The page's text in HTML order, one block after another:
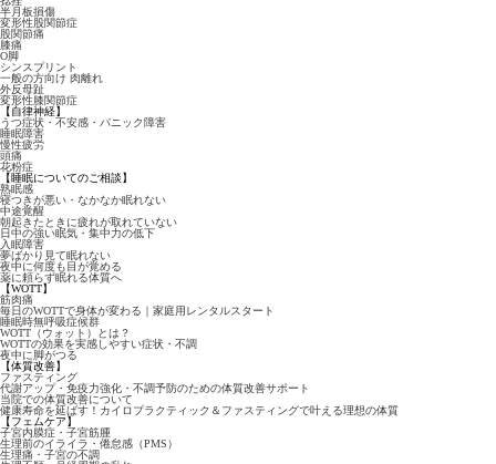
半月板損傷
変形性股関節症
股関節痛
膝痛
O脚
シンスプリント
一般の方向け 肉離れ
外反母趾
変形性膝関節症
【自律神経】
うつ症状・不安感・パニック障害
睡眠障害
慢性疲労
頭痛
花粉症
【睡眠についてのご相談】
熟眠感
寝つきが悪い・なかなか眠れない
中途覚醒
朝起きたときに疲れが取れていない
日中の強い眠気・集中力の低下
入眠障害
夢ばかり見て眠れない
夜中に何度も目が覚める
薬に頼らず眠れる体質へ
【WOTT】
筋肉痛
毎日のWOTTで身体が変わる｜家庭用レンタルスタート
睡眠時無呼吸症候群
WOTT（ウォット）とは？
WOTTの効果を実感しやすい症状・不調
夜中に脚がつる
【体質改善】
ファスティング
代謝アップ・免疫力強化・不調予防のための体質改善サポート
当院での体質改善について
健康寿命を延ばす！カイロプラクティック＆ファスティングで叶える理想の体質
【フェムケア】
子宮内膜症・子宮筋腫
生理前のイライラ・倦怠感（PMS）
生理痛・子宮の不調